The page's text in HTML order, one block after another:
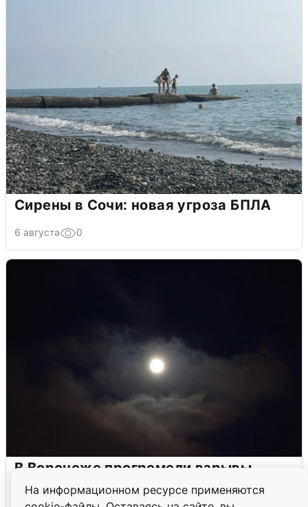
На информационном ресурсе применяются
Сирены в Сочи: новая угроза БПЛА
6 августа 0
В Воронеже прогремели взрывы
после сигнала тревоги